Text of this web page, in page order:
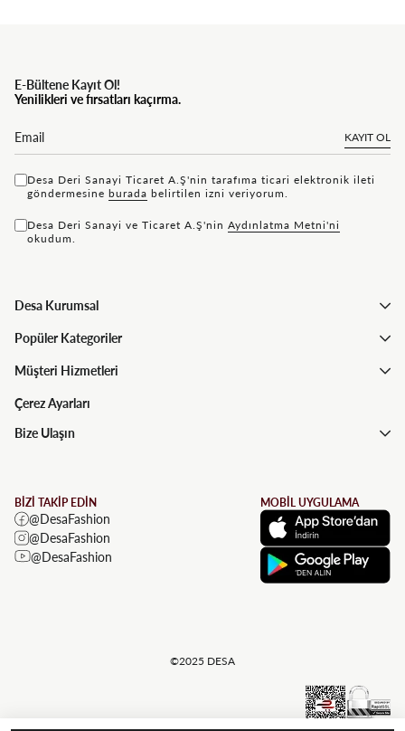
E-Bültene Kayıt Ol!
Yenilikleri ve fırsatları kaçırma.
KAYIT OL
Desa Deri Sanayi Ticaret A.Ş'nin tarafıma ticari elektronik ileti
göndermesine bu rada belirtilen izni veriyorum.
Desa Deri Sanayi ve Ticaret A.Ş'nin Aydınlatma Metni'ni
okudum.
Desa Kurumsal
Popüler Kategoriler
Müşteri Hizmetleri
Çerez Ayarları
Bize Ulaşın
BİZİ TAKİP EDİN
@DesaFashion
@DesaFashion
@DesaFashion
MOBİL UYGULAMA
©2025 DESA